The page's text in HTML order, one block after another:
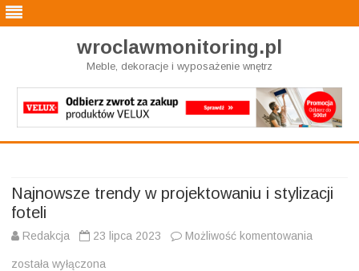
wroclawmonitoring.pl
Meble, dekoracje i wyposażenie wnętrz
Najnowsze trendy w projektowaniu i stylizacji
foteli
Redakcja 23 lipca 2023 Możliwość komentowania
została wyłączona